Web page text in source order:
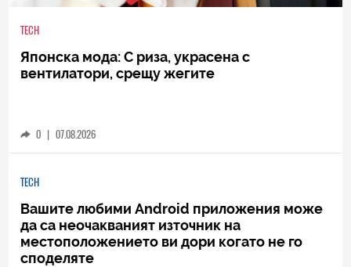
TECH
Японска мода: С риза, украсена с
вентилатори, срещу жегите
0 | 07.08.2026
TECH
Вашите любими Android приложения може
да са неочакваният източник на
местоположението ви дори когато не го
споделяте